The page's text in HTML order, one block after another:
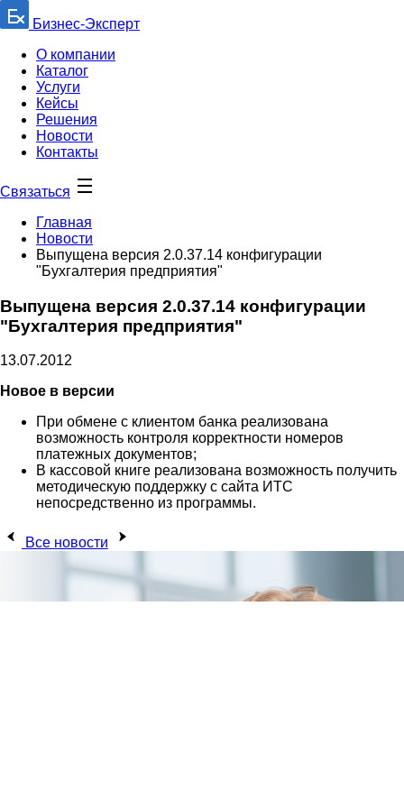
Бизнес-Эксперт
О компании
Каталог
Услуги
Кейсы
Решения
Новости
Контакты
Связаться
Главная
Новости
Выпущена версия 2.0.37.14 конфигурации
"Бухгалтерия предприятия"
Выпущена версия 2.0.37.14 конфигурации
"Бухгалтерия предприятия"
13.07.2012
Новое в версии
При обмене с клиентом банка реализована
возможность контроля корректности номеров
платежных документов;
В кассовой книге реализована возможность получить
методическую поддержку с сайта ИТС
непосредственно из программы.
Все новости